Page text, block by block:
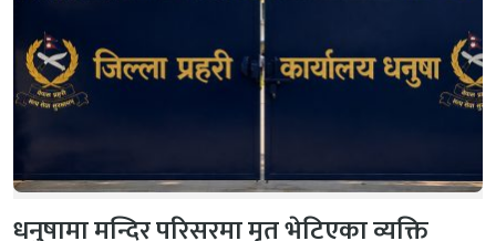
धनुषामा मन्दिर परिसरमा मृत भेटिएका व्यक्ति